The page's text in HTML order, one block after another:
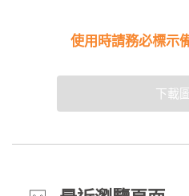
使用時請務必標示
下載